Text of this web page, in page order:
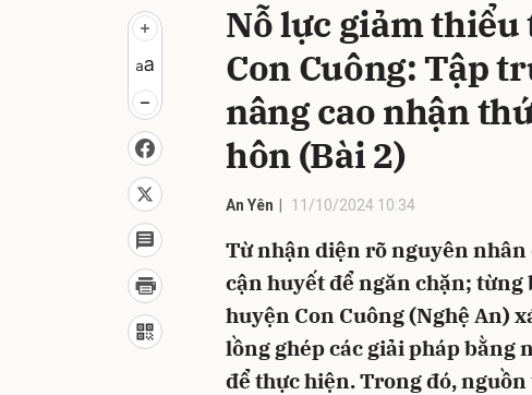
Nỗ lực giảm
Con Cuông: Tập
nâng cao nhận
hôn (Bài 2)
An Yên 11/10/2024 10:34
Từ nhận diện rõ nguyên
cận huyết để ngăn chặn;
huyện Con Cuông (Nghệ An)
lồng ghép các giải pháp bằng
để thực hiện. Trong đó,